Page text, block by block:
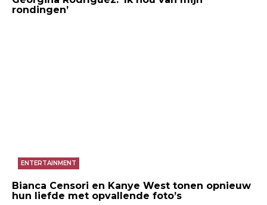
rondingen’
ENTERTAINMENT
Bianca Censori en Kanye West tonen opnieuw
hun liefde met opvallende foto’s